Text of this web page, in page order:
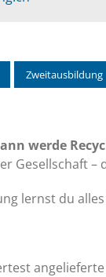
Zweitausbildung
werde
Gesellschaft –
lernst du